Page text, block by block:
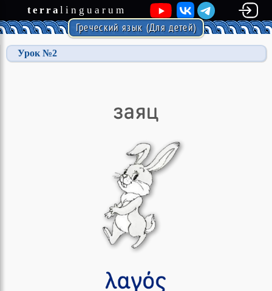
terralinguarum
Греческий язык (Для детей)
Урок №2